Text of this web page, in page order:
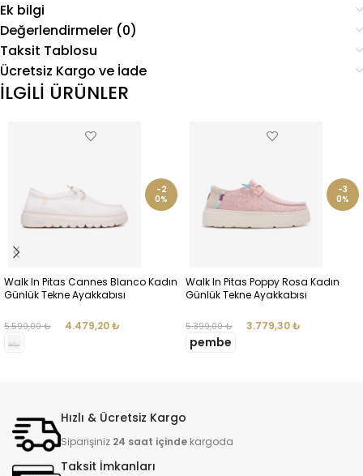
Ek bilgi
Değerlendirmeler (0)
Taksit Tablosu
Ücretsiz Kargo ve İade
İLGİLİ ÜRÜNLER
-2
0%
Walk In Pitas Cannes Blanco Kadın
Günlük Tekne Ayakkabısı
5.599,00₺ 4.479,20₺
-3
0%
Walk In Pitas Poppy Rosa Kadın
Günlük Tekne Ayakkabısı
5.399,00₺ 3.779,30₺
pembe
Hızlı & Ücretsiz Kargo
Siparişiniz 24 saat içinde kargoda
Taksit İmkanları